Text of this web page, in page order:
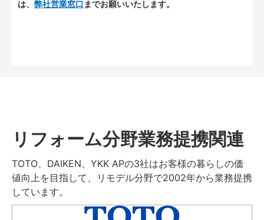
は、 弊社営業窓口 までお願いいたします。
リフォーム分野業務提携関連
TOTO、DAIKEN、YKK APの3社はお客様の暮らしの価
値向上を目指して、リモデル分野で2002年から業務提携
しています。